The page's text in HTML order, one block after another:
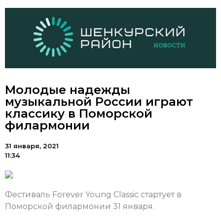
Молодые надежды
музыкальной России играют
классику в Поморской
филармонии
31 января, 2021
11:34
Фестиваль Forever Young Classic стартует в
Поморской филармонии 31 января.